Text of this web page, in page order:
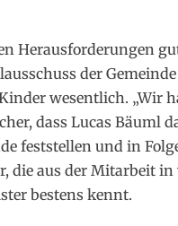
Herausforderungen
der
wesentlich. „Wir
dass Lucas Bäuml
feststellen und in
die aus der Mitarbeit in
bestens kennt.